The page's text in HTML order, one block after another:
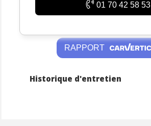
01 70 42 58 53
RAPPORT
Historique d'entretien